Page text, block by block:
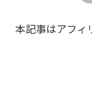
本記事はアフィ